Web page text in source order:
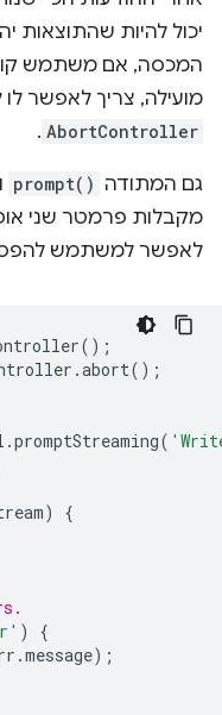
יכול להיות שהתוצאות
המכסה, אם משתמש
מועילה, צריך לאפשר
AbortController
.
גם המתודה prompt()
מקבלות פרמטר שני
לאפשר למשתמש
();
.abort();
.promptStreaming(
)
{
)
{
.message);